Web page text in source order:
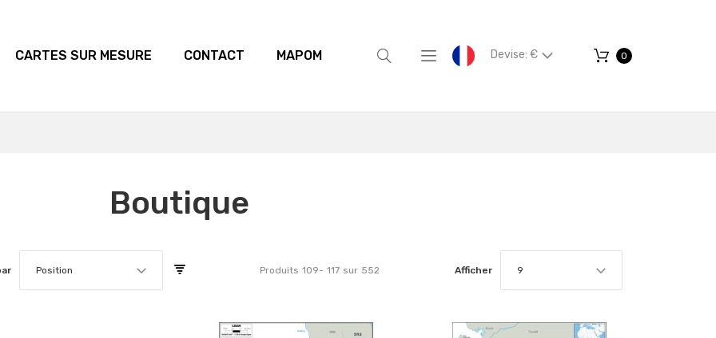
CARTES SUR MESURE CONTACT MAPOM Devise: € 0
Boutique
Position Produits 109- 117 sur 552 Afficher 9